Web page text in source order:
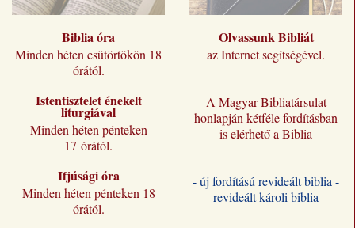
Biblia óra
Minden héten csütörtökön 18
órától.
Istentisztelet énekelt
liturgiával
Minden héten pénteken
17 órától.
Ifjúsági óra
Minden héten pénteken 18
órától.
Olvassunk Bibliát
az Internet segítségével.
A Magyar Bibliatársulat
honlapján kétféle fordításban
is elérhető a Biblia
- új fordítású revideált biblia -
- revideált károli biblia -